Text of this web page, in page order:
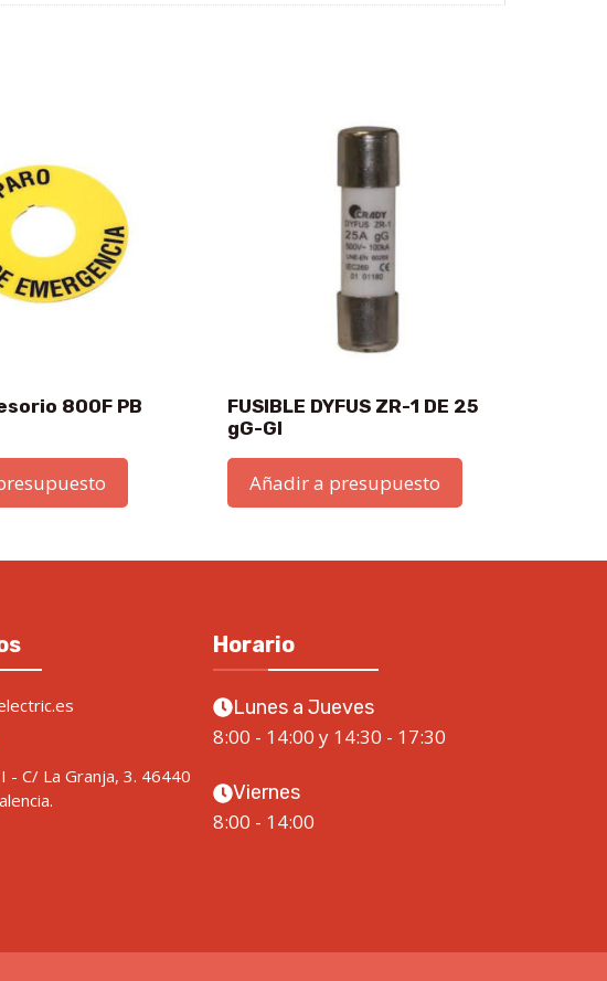
800F PB
FUSIBLE DYFUS ZR-1 DE 25
gG-GI
Añadir a presupuesto
- C/ La Granja, 3. 46440
Horario
Lunes a Jueves
8:00 - 14:00 y 14:30 - 17:30
Viernes
8:00 - 14:00